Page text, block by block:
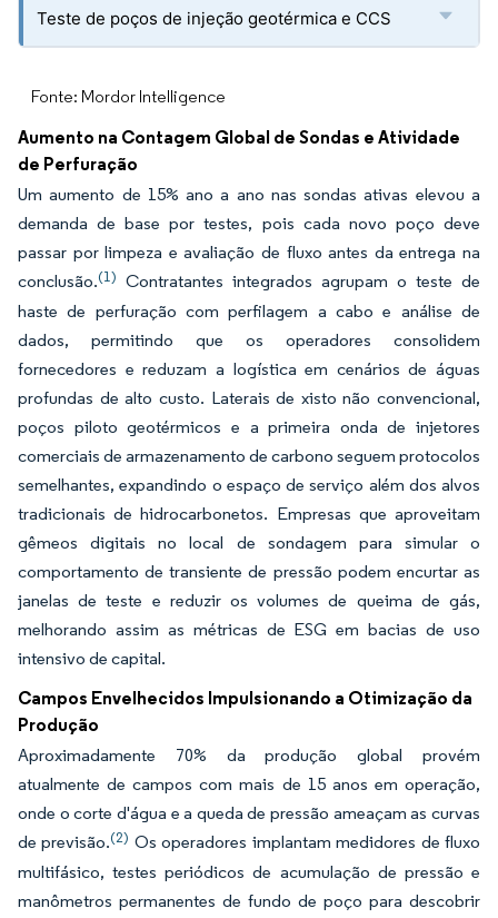
Teste de poços de injeção geotérmica e CCS
Fonte: Mordor Intelligence
Aumento na Contagem Global de Sondas e Atividade
de Perfuração
Um aumento de 15% ano a ano nas sondas ativas elevou a
demanda de base por testes, pois cada novo poço deve
passar por limpeza e avaliação de fluxo antes da entrega na
conclusão.(1) Contratantes integrados agrupam o teste de
haste de perfuração com perfilagem a cabo e análise de
dados, permitindo que os operadores consolidem
fornecedores e reduzam a logística em cenários de águas
profundas de alto custo. Laterais de xisto não convencional,
poços piloto geotérmicos e a primeira onda de injetores
comerciais de armazenamento de carbono seguem protocolos
semelhantes, expandindo o espaço de serviço além dos alvos
tradicionais de hidrocarbonetos. Empresas que aproveitam
gêmeos digitais no local de sondagem para simular o
comportamento de transiente de pressão podem encurtar as
janelas de teste e reduzir os volumes de queima de gás,
melhorando assim as métricas de ESG em bacias de uso
intensivo de capital.
Campos Envelhecidos Impulsionando a Otimização da
Produção
Aproximadamente 70% da produção global provém
atualmente de campos com mais de 15 anos em operação,
onde o corte d'água e a queda de pressão ameaçam as curvas
de previsão.(2) Os operadores implantam medidores de fluxo
multifásico, testes periódicos de acumulação de pressão e
manômetros permanentes de fundo de poço para descobrir